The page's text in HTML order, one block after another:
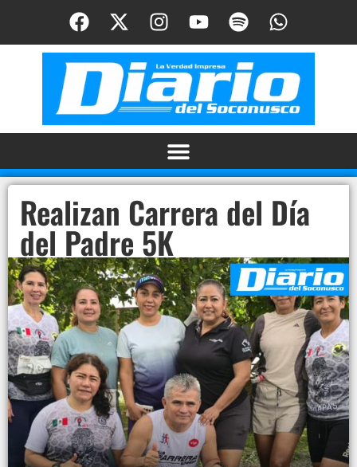
Realizan Carrera del Día
del Padre 5K